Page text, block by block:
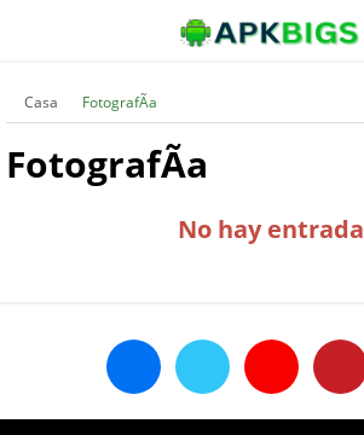
Casa FotografÃ­a
FotografÃ­a
No hay entrada